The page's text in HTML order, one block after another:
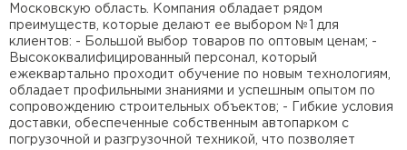
Московскую область. Компания обладает рядом
преимуществ, которые делают ее выбором №1 для
клиентов: - Большой выбор товаров по оптовым ценам; -
Высококвалифицированный персонал, который
ежеквартально проходит обучение по новым технологиям,
обладает профильными знаниями и успешным опытом по
сопровождению строительных объектов; - Гибкие условия
доставки, обеспеченные собственным автопарком с
погрузочной и разгрузочной техникой, что позволяет
ПЕРЕЙТИ
Утеплитель MasterPLEX
ПЕРЕЙТИ
Утеплитель Пеноплекс
Утеплитель Isover
Утеплитель Урса